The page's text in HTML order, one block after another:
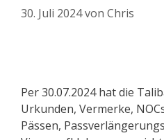
30. Juli 2024von Chris
Per 30.07.2024 hat die
Urkunden, Vermerke,
Pässen,